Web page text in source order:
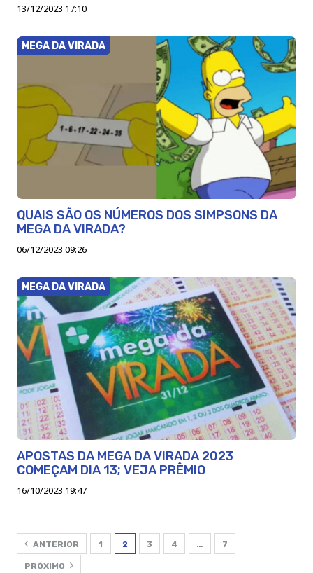
13/12/2023 17:10
MEGA DA VIRADA
QUAIS SÃO OS NÚMEROS DOS SIMPSONS DA
MEGA DA VIRADA?
06/12/2023 09:26
MEGA DA VIRADA
APOSTAS DA MEGA DA VIRADA 2023
COMEÇAM DIA 13; VEJA PRÊMIO
16/10/2023 19:47
ANTERIOR 1 2 3 4 … 7
PRÓXIMO